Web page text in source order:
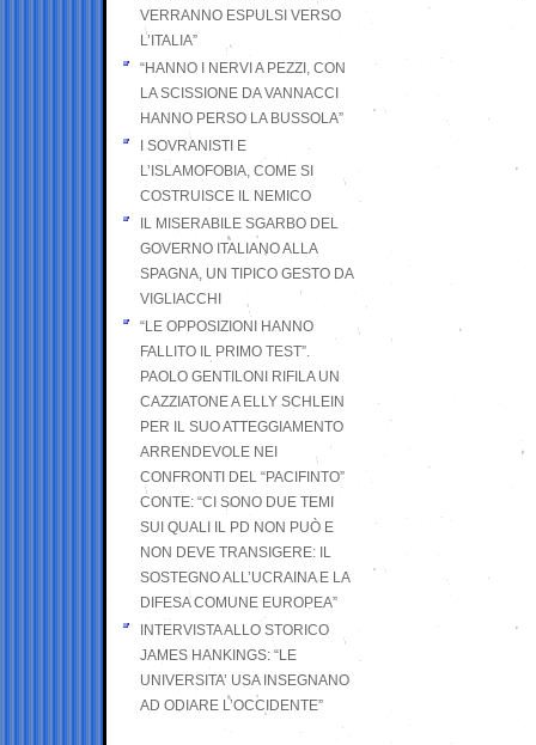
VERRANNO ESPULSI VERSO
L’ITALIA”
“HANNO I NERVI A PEZZI, CON
LA SCISSIONE DA VANNACCI
HANNO PERSO LA BUSSOLA”
I SOVRANISTI E
L’ISLAMOFOBIA, COME SI
COSTRUISCE IL NEMICO
IL MISERABILE SGARBO DEL
GOVERNO ITALIANO ALLA
SPAGNA, UN TIPICO GESTO DA
VIGLIACCHI
“LE OPPOSIZIONI HANNO
FALLITO IL PRIMO TEST”.
PAOLO GENTILONI RIFILA UN
CAZZIATONE A ELLY SCHLEIN
PER IL SUO ATTEGGIAMENTO
ARRENDEVOLE NEI
CONFRONTI DEL “PACIFINTO”
CONTE: “CI SONO DUE TEMI
SUI QUALI IL PD NON PUÒ E
NON DEVE TRANSIGERE: IL
SOSTEGNO ALL’UCRAINA E LA
DIFESA COMUNE EUROPEA”
INTERVISTA ALLO STORICO
JAMES HANKINGS: “LE
UNIVERSITA’ USA INSEGNANO
AD ODIARE L’OCCIDENTE”